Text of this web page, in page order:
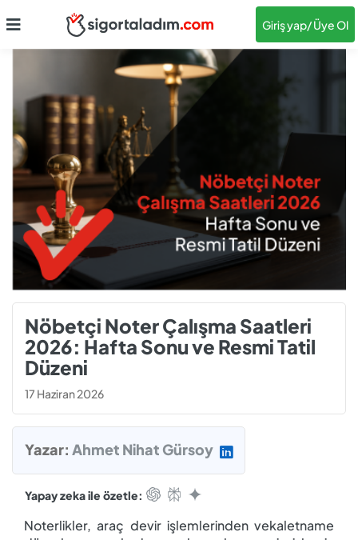
Giriş yap/ Üye Ol
Nöbetçi Noter Çalışma Saatleri
2026: Hafta Sonu ve Resmi Tatil
Düzeni
17 Haziran 2026
Yazar: Ahmet Nihat Gürsoy
Yapay zeka ile özetle:
Noterlikler, araç devir işlemlerinden vekaletname